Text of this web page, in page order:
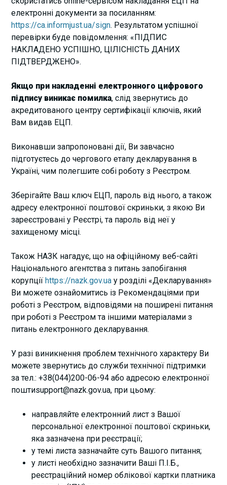
електронні документи за посиланням:
https://ca.informjust.ua/sign. Результатом успішної
перевірки буде повідомлення: «ПІДПИС
НАКЛАДЕНО УСПІШНО, ЦІЛІСНІСТЬ ДАНИХ
ПІДТВЕРДЖЕНО».
Якщо при накладенні електронного цифрового
підпису виникає помилка, слід звернутись до
акредитованого центру сертифікації ключів, який
Вам видав ЕЦП.
Виконавши запропоновані дії, Ви завчасно
підготуєтесь до чергового етапу декларування в
Україні, чим полегшите собі роботу з Реєстром.
Зберігайте Ваш ключ ЕЦП, пароль від нього, а також
адресу електронної поштової скриньки, з якою Ви
зареєстровані у Реєстрі, та пароль від неї у
захищеному місці.
Також НАЗК нагадує, що на офіційному веб-сайті
Національного агентства з питань запобігання
корупціїhttps://nazk.gov.ua у розділі «Декларування»
Ви можете ознайомитись із Рекомендаціями при
роботі з Реєстром, відповідями на поширені питання
при роботі з Реєстром та іншими матеріалами з
питань електронного декларування.
У разі виникнення проблем технічного характеру Ви
можете звернутись до служби технічної підтримки
за тел.: +38(044)200-06-94 або адресою електронної
поштиsupport@nazk.gov.ua, при цьому:
направляйте електронний лист з Вашої
персональної електронної поштової скриньки,
яка зазначена при реєстрації;
у темі листа зазначайте суть Вашого питання;
у листі необхідно зазначити Ваші П.І.Б.,
реєстраційний номер облікової картки платника